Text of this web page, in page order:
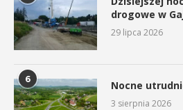
drogowe w
29 lipca 2026
6 Nocne
3 sierpnia 2026